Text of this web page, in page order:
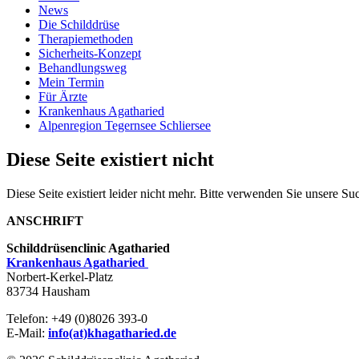
News
Die Schilddrüse
Therapiemethoden
Sicherheits-Konzept
Behandlungsweg
Mein Termin
Für Ärzte
Krankenhaus Agatharied
Alpenregion Tegernsee Schliersee
Diese Seite existiert nicht
Diese Seite existiert leider nicht mehr. Bitte verwenden Sie unsere
ANSCHRIFT
Schilddrüsenclinic Agatharied
Krankenhaus Agatharied
Norbert-Kerkel-Platz
83734 Hausham
Telefon: +49 (0)8026 393-0
E-Mail: info(at)khagatharied.de